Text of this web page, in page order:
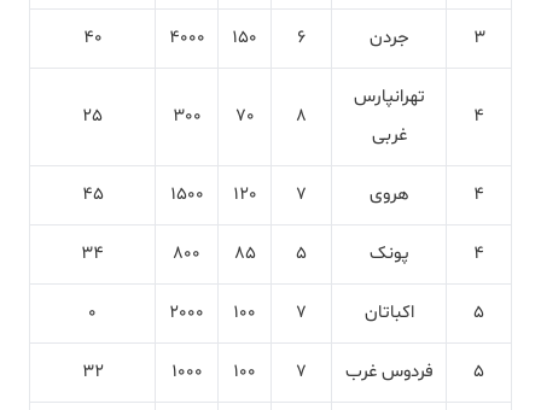
3 جردن 6
150
4000
40
4
تهرانپارس
غربی
8
70
300
25
4 هروی 7
120
1500
45
4 پونک 5
85
800
34
5 اکباتان 7
100
2000
0
5 فردوس غرب 7
100
1000
32